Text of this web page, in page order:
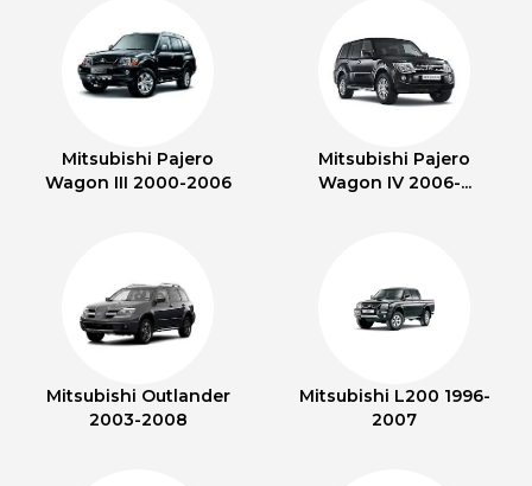
Mitsubishi Pajero
Wagon III 2000-2006
Mitsubishi Pajero
Wagon IV 2006-...
Mitsubishi Outlander
2003-2008
Mitsubishi L200 1996-
2007